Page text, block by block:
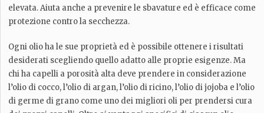
elevata. Aiuta anche a prevenire le sbavature ed è efficace come
protezione contro la secchezza.
Ogni olio ha le sue proprietà ed è possibile ottenere i risultati
desiderati scegliendo quello adatto alle proprie esigenze. Ma
chi ha capelli a porosità alta deve prendere in considerazione
l’olio di cocco, l’olio di argan, l’olio di ricino, l’olio di jojoba e l’olio
di germe di grano come uno dei migliori oli per prendersi cura